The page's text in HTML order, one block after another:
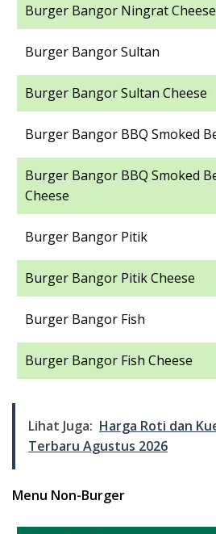
Burger Bangor Ningrat Cheese
Burger Bangor Sultan
Burger Bangor Sultan Cheese
Burger Bangor BBQ Smoked
Burger Bangor BBQ Smoked
Cheese
Burger Bangor Pitik
Burger Bangor Pitik Cheese
Burger Bangor Fish
Burger Bangor Fish Cheese
Lihat Juga: Harga Roti dan
Terbaru Agustus 2026
Menu Non-Burger